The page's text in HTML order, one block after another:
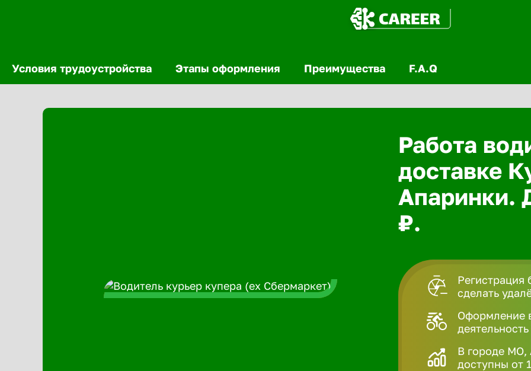
Условия трудоустройства Этапы оформления Преимущества F.A.Q
Работа
доставке
Апаринки.
₽.
Регистрация
сделать
Оформление
В городе МО,
доступны от